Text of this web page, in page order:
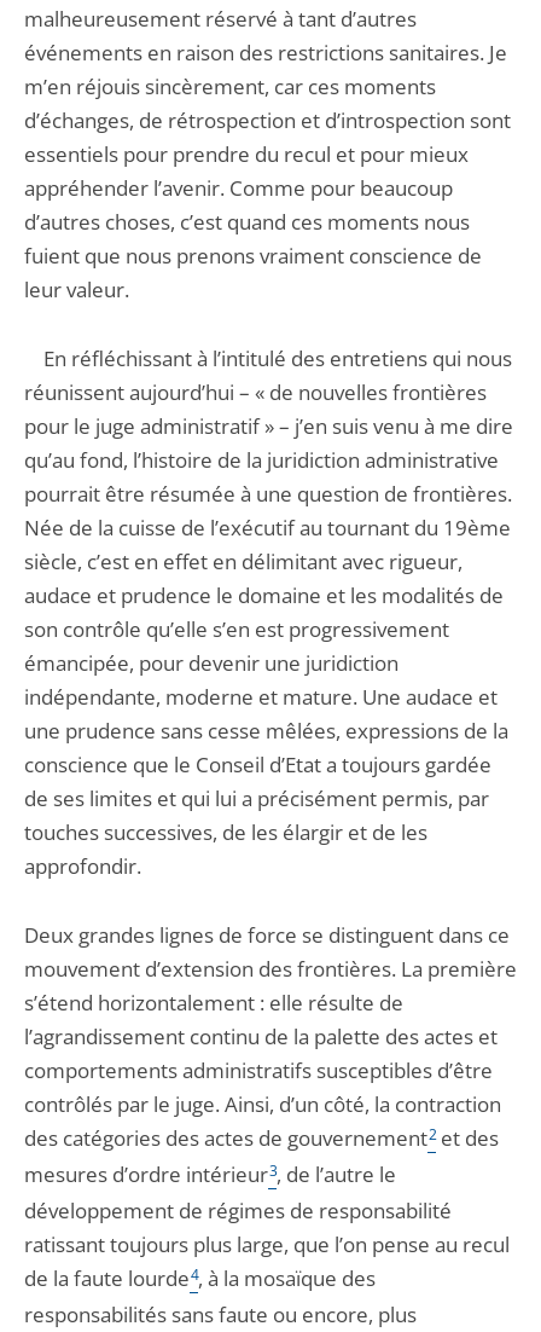
malheureusement réservé à tant d’autres
événements en raison des restrictions sanitaires. Je
m’en réjouis sincèrement, car ces moments
d’échanges, de rétrospection et d’introspection sont
essentiels pour prendre du recul et pour mieux
appréhender l’avenir. Comme pour beaucoup
d’autres choses, c’est quand ces moments nous
fuient que nous prenons vraiment conscience de
leur valeur.
En réfléchissant à l’intitulé des entretiens qui nous
réunissent aujourd’hui – « de nouvelles frontières
pour le juge administratif » – j’en suis venu à me dire
qu’au fond, l’histoire de la juridiction administrative
pourrait être résumée à une question de frontières.
Née de la cuisse de l’exécutif au tournant du 19ème
siècle, c’est en effet en délimitant avec rigueur,
audace et prudence le domaine et les modalités de
son contrôle qu’elle s’en est progressivement
émancipée, pour devenir une juridiction
indépendante, moderne et mature. Une audace et
une prudence sans cesse mêlées, expressions de la
conscience que le Conseil d’Etat a toujours gardée
de ses limites et qui lui a précisément permis, par
touches successives, de les élargir et de les
approfondir.
Deux grandes lignes de force se distinguent dans ce
mouvement d’extension des frontières. La première
s’étend horizontalement : elle résulte de
l’agrandissement continu de la palette des actes et
comportements administratifs susceptibles d’être
contrôlés par le juge. Ainsi, d’un côté, la contraction
des catégories des actes de gouvernement2et des
mesures d’ordre intérieur3, de l’autre le
développement de régimes de responsabilité
ratissant toujours plus large, que l’on pense au recul
de la faute lourde4, à la mosaïque des
responsabilités sans faute ou encore, plus